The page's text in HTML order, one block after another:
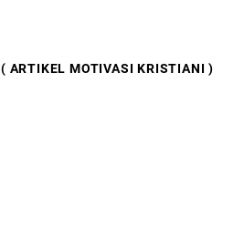
( ARTIKEL MOTIVASI KRISTIANI )